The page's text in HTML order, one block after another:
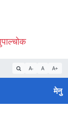
A- A A+
मेनु